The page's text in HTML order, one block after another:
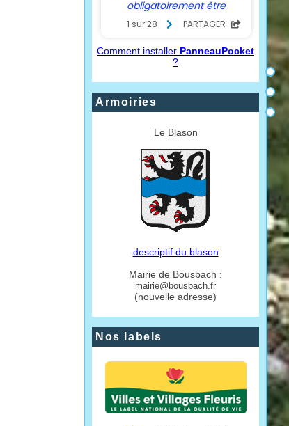
Comment installer PanneauPocket
?
Armoiries
Le Blason
descriptif du blason
Mairie de Bousbach :
mairie@bousbach.fr
(nouvelle adresse)
Nos labels